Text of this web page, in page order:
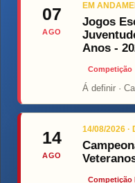
07
AGO
EM
Jogos
Anos -
Competição
Á definir ·
14
AGO
14/08/2026 ·
Competição